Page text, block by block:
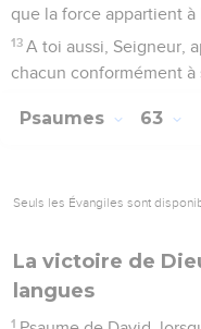
que la force appartient à
13 A toi aussi, Seigneur,
chacun conformément à
Psaumes 63
Seuls les Évangiles sont
La victoire de
langues
1